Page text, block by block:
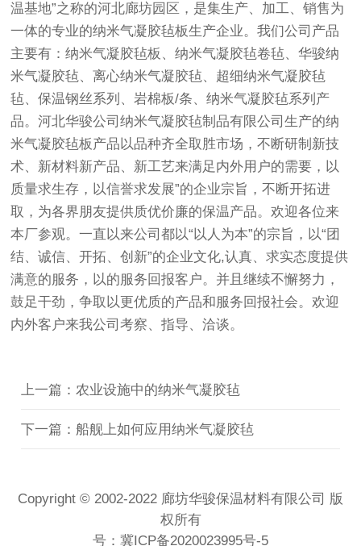
温基地”之称的河北廊坊园区，是集生产、加工、销售为
一体的专业的纳米气凝胶毡板生产企业。我们公司产品
主要有：纳米气凝胶毡板、纳米气凝胶毡卷毡、华骏纳
米气凝胶毡、离心纳米气凝胶毡、超细纳米气凝胶毡
毡、保温钢丝系列、岩棉板/条、纳米气凝胶毡系列产
品。河北华骏公司纳米气凝胶毡制品有限公司生产的纳
米气凝胶毡板产品以品种齐全取胜市场，不断研制新技
术、新材料新产品、新工艺来满足内外用户的需要，以
质量求生存，以信誉求发展”的企业宗旨，不断开拓进
取，为各界朋友提供质优价廉的保温产品。欢迎各位来
本厂参观。一直以来公司都以“以人为本”的宗旨，以“团
结、诚信、开拓、创新”的企业文化,认真、求实态度提供
满意的服务，以的服务回报客户。并且继续不懈努力，
鼓足干劲，争取以更优质的产品和服务回报社会。欢迎
内外客户来我公司考察、指导、洽谈。
上一篇：农业设施中的纳米气凝胶毡
下一篇：船舰上如何应用纳米气凝胶毡
Copyright © 2002-2022 廊坊华骏保温材料有限公司 版
权所有
号： 冀ICP备2020023995号-5